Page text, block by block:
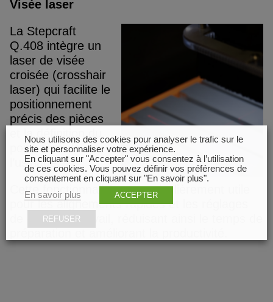
Visée laser
La Stepcraft
Q.408 intègre un
laser de visée
croisée (crosshair
laser) qui facilite le
positionnement
précis des pièces
et la définition du
point zéro de
l’usinage.
Cette fonctionnalité est particulièrement utile
pour les alignements rapides et les réglages
de début de travail, réduisant ainsi le temps de
Nous utilisons des cookies pour analyser le trafic sur le
site et personnaliser votre expérience.
En cliquant sur "Accepter" vous consentez à l’utilisation
de ces cookies. Vous pouvez définir vos préférences de
consentement en cliquant sur "En savoir plus".
En savoir plus
ACCEPTER
REFUSER